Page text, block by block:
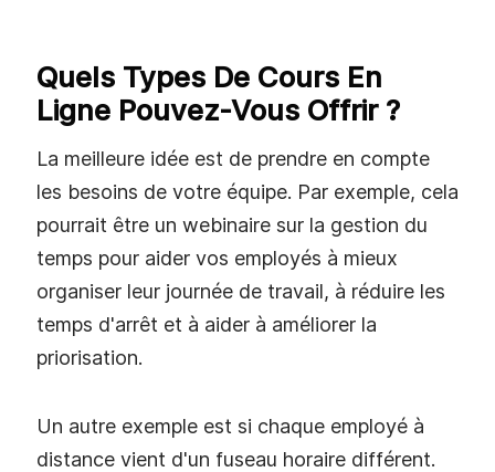
Quels Types De Cours En
Ligne Pouvez-Vous Offrir ?
La meilleure idée est de prendre en compte
les besoins de votre équipe. Par exemple, cela
pourrait être un webinaire sur la gestion du
temps pour aider vos employés à mieux
organiser leur journée de travail, à réduire les
temps d'arrêt et à aider à améliorer la
priorisation.
Un autre exemple est si chaque employé à
distance vient d'un fuseau horaire différent.